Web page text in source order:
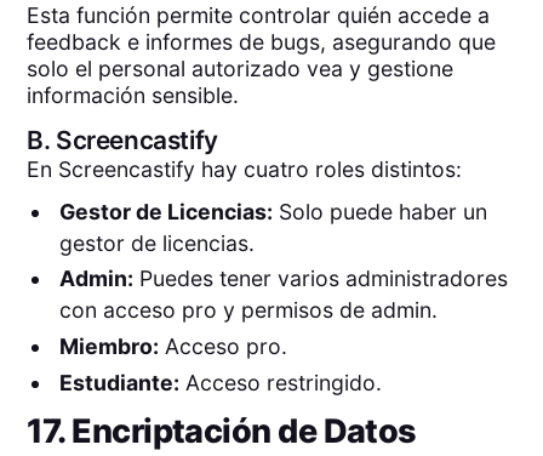
Esta función permite controlar quién accede a
feedback e informes de bugs, asegurando que
solo el personal autorizado vea y gestione
información sensible.
B. Screencastify
En Screencastify hay cuatro roles distintos:
Gestor de Licencias: Solo puede haber un
gestor de licencias.
Admin: Puedes tener varios administradores
con acceso pro y permisos de admin.
Miembro: Acceso pro.
Estudiante: Acceso restringido.
17. Encriptación de Datos